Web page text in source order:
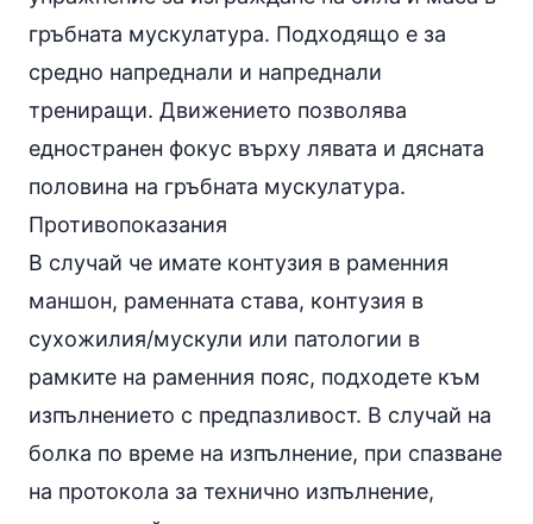
гръбната мускулатура. Подходящо е за
средно напреднали и напреднали
трениращи. Движението позволява
едностранен фокус върху лявата и дясната
половина на гръбната мускулатура.
Противопоказания
В случай че имате контузия в раменния
маншон, раменната става, контузия в
сухожилия/мускули или патологии в
рамките на раменния пояс, подходете към
изпълнението с предпазливост. В случай на
болка по време на изпълнение, при спазване
на протокола за технично изпълнение,